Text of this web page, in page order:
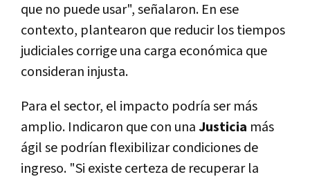
que no puede usar", señalaron. En ese
contexto, plantearon que reducir los tiempos
judiciales corrige una carga económica que
consideran injusta.
Para el sector, el impacto podría ser más
amplio. Indicaron que con unaJusticia más
ágil se podrían flexibilizar condiciones de
ingreso. "Si existe certeza de recuperar la